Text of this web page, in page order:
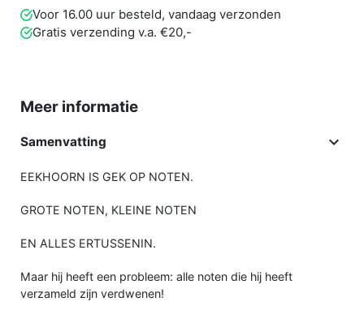
Voor 16.00 uur besteld, vandaag verzonden
Gratis verzending v.a. €20,-
Meer informatie
Samenvatting 
EEKHOORN IS GEK OP NOTEN.
GROTE NOTEN, KLEINE NOTEN
EN ALLES ERTUSSENIN.
Maar hij heeft een probleem: alle noten die hij heeft
verzameld zijn verdwenen!